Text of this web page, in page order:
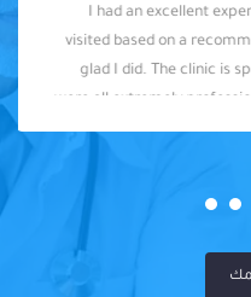
I had an excellent
visited based on a
glad I did. The clinic
were all extremely
was fantastic -
felt well taken